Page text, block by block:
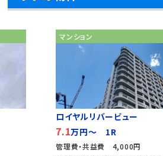
マンション
ロイヤルリバービュー
7.1万円～ 1R
管理費・共益費 4,000円